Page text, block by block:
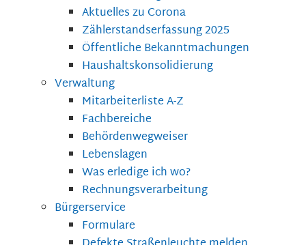
Aktuelles zu Corona
Zählerstandserfassung 2025
Öffentliche Bekanntmachungen
Haushaltskonsolidierung
Verwaltung
Mitarbeiterliste A-Z
Fachbereiche
Behördenwegweiser
Lebenslagen
Was erledige ich wo?
Rechnungsverarbeitung
Bürgerservice
Formulare